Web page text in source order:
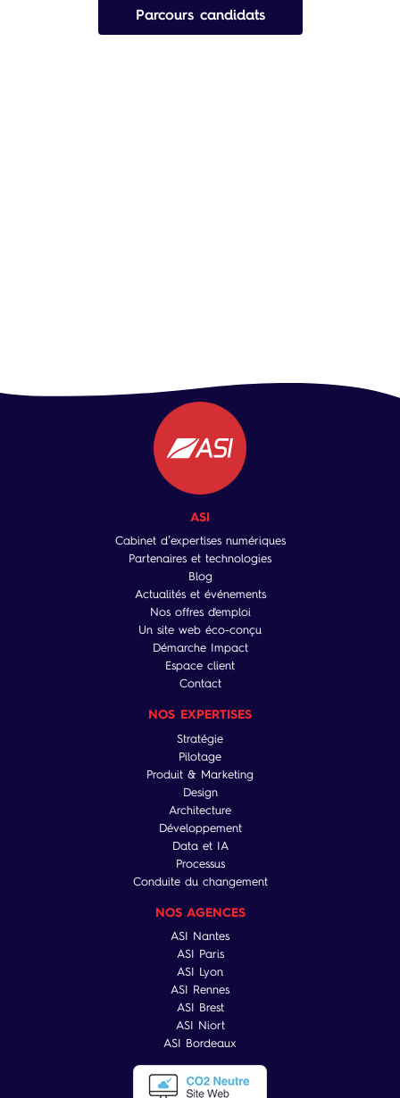
Parcours candidats
ASI
Cabinet d’expertises numériques
Partenaires et technologies
Blog
Actualités et événements
Nos offres d'emploi
Un site web éco-conçu
Démarche Impact
Espace client
Contact
NOS EXPERTISES
Stratégie
Pilotage
Produit & Marketing
Design
Architecture
Développement
Data et IA
Processus
Conduite du changement
NOS AGENCES
ASI Nantes
ASI Paris
ASI Lyon
ASI Rennes
ASI Brest
ASI Niort
ASI Bordeaux